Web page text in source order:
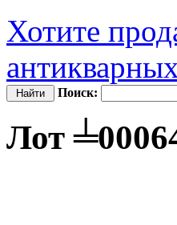
Хотите
Поиск:
Лот